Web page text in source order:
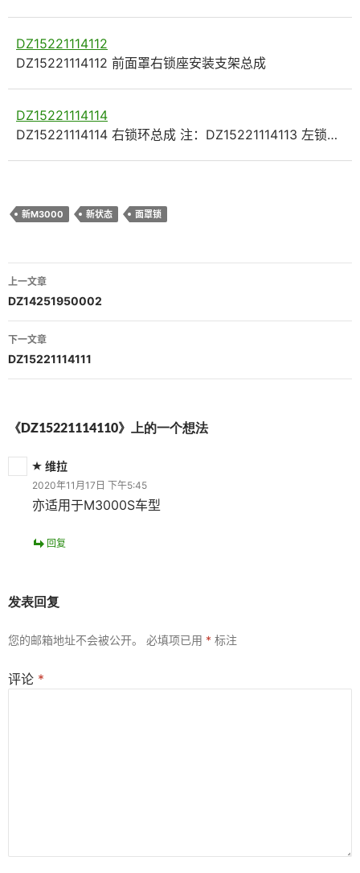
DZ15221114112
DZ15221114112 前面罩右锁座安装支架总成
DZ15221114114
DZ15221114114 右锁环总成 注：DZ15221114113 左锁…
新M3000 新状态 面罩锁
文
章
导
航
上一文章
DZ14251950002
下一文章
DZ15221114111
《DZ15221114110》上的一个想法
维拉
2020年11月17日 下午5:45
亦适用于M3000S车型
回复
发表回复
您的邮箱地址不会被公开。 必填项已用 * 标注
评论 *